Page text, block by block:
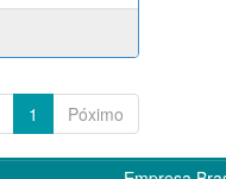
1 Póximo